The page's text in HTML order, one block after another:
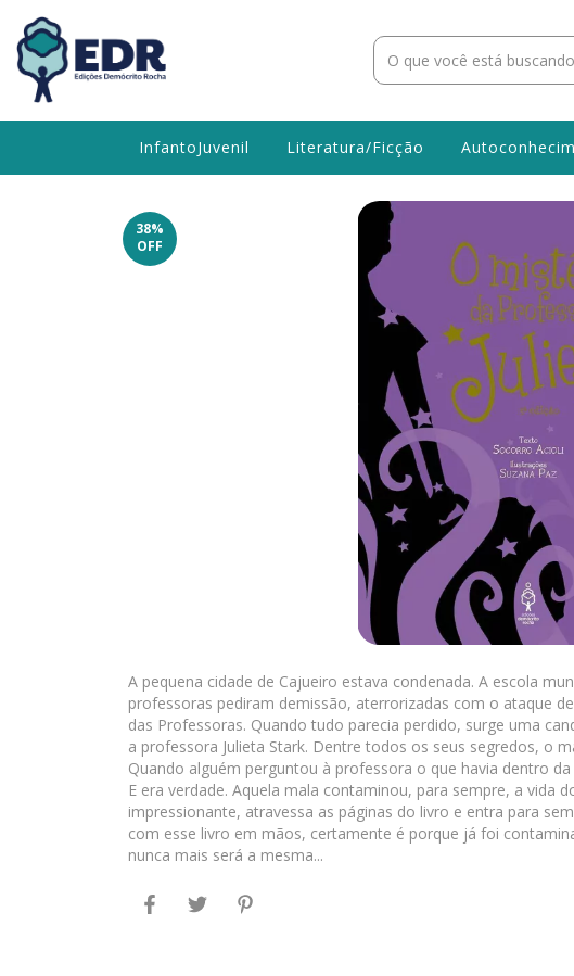
InfantoJuvenil Literatura/Ficção
38%
OFF
A pequena cidade de Cajueiro estava condenada. A escola
professoras pediram demissão, aterrorizadas com o ataque
das Professoras. Quando tudo parecia perdido, surge uma
a professora Julieta Stark. Dentre todos os seus segredos, o
Quando alguém perguntou à professora o que havia dentro
E era verdade. Aquela mala contaminou, para sempre, a vida
impressionante, atravessa as páginas do livro e entra para
com esse livro em mãos, certamente é porque já foi
nunca mais será a mesma...